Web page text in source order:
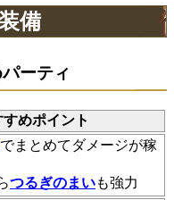
備
ーティ
すめポイント
でまとめてダメージが稼
つるぎのまいも強力